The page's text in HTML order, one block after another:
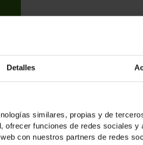
Detalles
similares, propias y de
funciones de redes sociales y
con nuestros partners de redes